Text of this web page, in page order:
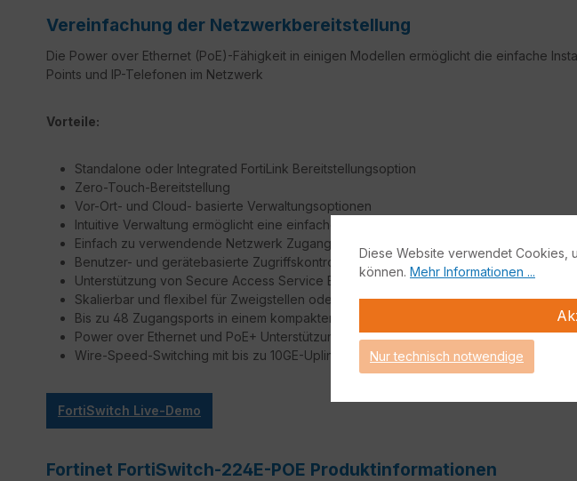
Vereinfachung der Netzwerkbereitstellung
Die Power over Ethernet (PoE)-Fähigkeit in einigen Modellen ermöglicht die einfache
Points und IP-Telefonen im Netzwerk
Vorteile:
Standalone oder Integrated FortiLink Bereitstellungsoption
Zero-Touch-Bereitstellung
Vor-Ort- und Cloud- basierte Verwaltungsoptionen
Intuitive Verwaltung ermöglicht eine einfache Einrichtung für Netzwerkzugang und
Einfach zu verwendende Netzwerk Zugangskontrolle (NAC) ohne Kosten
Benutzer- und gerätebasierte Zugriffskontrolle und Durchsetzung von Richtlinien
Unterstützung von Secure Access Service Edge (SASE)
Skalierbar und flexibel für Zweigstellen oder kleine Unternehmen
Bis zu 48 Zugangsports in einem kompakten 1 RU-Formfaktor
Power over Ethernet und PoE+ Unterstützung
Wire-Speed-Switching mit bis zu 10GE-Uplinks
FortiSwitch Live-Demo
Fortinet FortiSwitch-224E-POE Produktinformationen
Diese Website verwendet Cookies,
können. Mehr Informationen ...
Nur technisch notwendige